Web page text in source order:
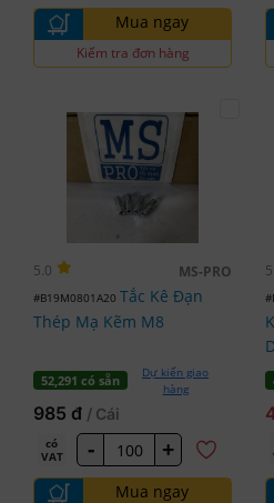
Mua ngay
Kiểm tra đơn hàng
5.0 MS-PRO
#B19M0801A20 Tắc Kê Đạn
Thép Mạ Kẽm M8
52,291 có sẵn
Dự kiến giao
hàng
985 đ / Cái
có
VAT
- +
Mua ngay